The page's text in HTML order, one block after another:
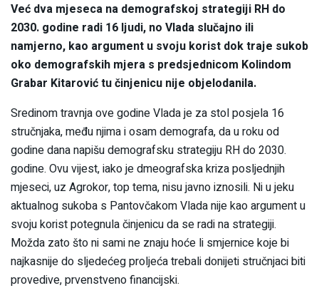
Već dva mjeseca na demografskoj strategiji RH do
2030. godine radi 16 ljudi, no Vlada slučajno ili
namjerno, kao argument u svoju korist dok traje sukob
oko demografskih mjera s predsjednicom Kolindom
Grabar Kitarović tu činjenicu nije objelodanila.
Sredinom travnja ove godine Vlada je za stol posjela 16
stručnjaka, među njima i osam demografa, da u roku od
godine dana napišu demografsku strategiju RH do 2030.
godine. Ovu vijest, iako je dmeografska kriza posljednjih
mjeseci, uz Agrokor, top tema, nisu javno iznosili. Ni u jeku
aktualnog sukoba s Pantovčakom Vlada nije kao argument u
svoju korist potegnula činjenicu da se radi na strategiji.
Možda zato što ni sami ne znaju hoće li smjernice koje bi
najkasnije do sljedećeg proljeća trebali donijeti stručnjaci biti
provedive, prvenstveno financijski.